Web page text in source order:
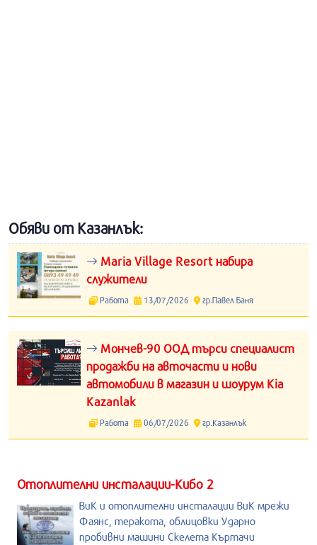
Обяви от Казанлък:
Maria Village Resort набира
служители
Работа 13/07/2026 гр.Павел Баня
Мончев-90 ООД търси специалист
продажби на авточасти и нови
автомобили в магазин и шоурум Kia
Kazanlak
Работа 06/07/2026 гр.Казанлък
Отоплителни инсталации-Кибо 2
ВиК и отоплителни инсталации ВиК мрежи
Фаянс, теракота, облицовки Ударно
пробивни машини Скелета Къртачи